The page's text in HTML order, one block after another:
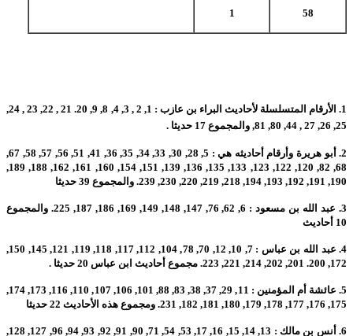
58
1
1.
الأرقام المتسلسلة لأحاديث البراء بن عازب : 1, 2 , 3, 4, 8, 9, 20. 21 , 22, 23 , 24,
25, 26, 27 , 44, 80, 81, والمجموع 17 حديثا .
2.
أبو هريرة وأرقام أحاديثه هي : 5, 28, 30, 33, 34, 35, 36, 41, 51, 56, 57, 58, 67,
68, 82, 120, 122, 123, 133, 135, 136, 139, 151, 154, 160, 161, 162, 188, 189,
190, 191, 192, 193, 194, 218, 219, 220, 230, 239. والمجموع 39 حديثا
3.
عبد الله بن مسعود : 6, 62, 76, 147, 148, 149, 169, 186, 187, 225. والمجموع
10 أحاديث
4.
عبد الله بن عباس : 7, 10, 12, 70, 78, 104, 112, 117, 118, 119, 121, 145, 150,
172, 200. 201, 202, 214, 221, 223. مجموع أحاديث ابن عباس 20 حديثا .
5.
عائشة أم المؤمنين : 11, 29, 37, 38, 83, 88, 101, 106, 107, 110, 116, 173, 174,
175, 176, 177, 178, 179, 180, 181, 182, 231. ومجموع هذه الأحاديث 22 حديثا
6.
أنس بن مالك : 13, 14, 15, 16, 17, 53, 54, 71, 90, 91, 92, 93, 94, 96, 127, 128,